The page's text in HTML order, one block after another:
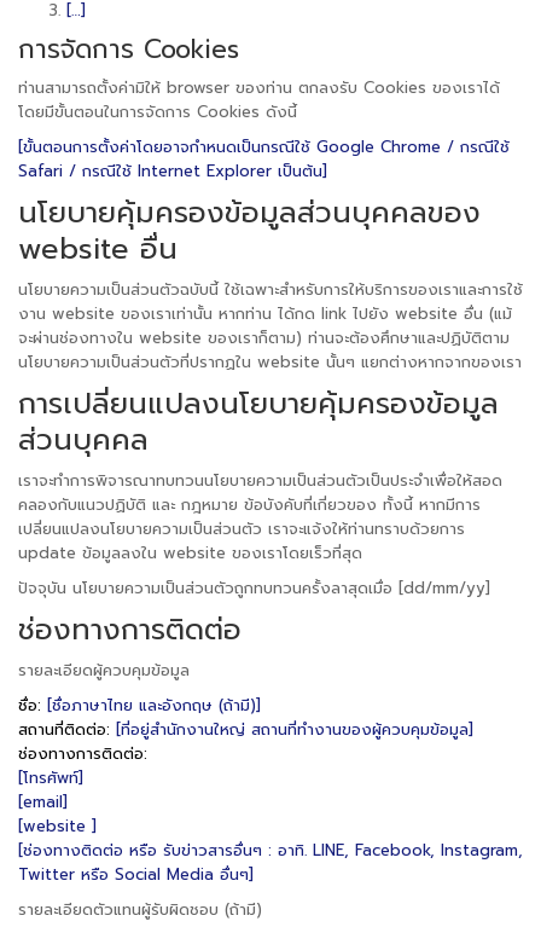
[…]
การจัดการ Cookies
ท่านสามารถตั้งค่ามิให้ browser ของท่าน ตกลงรับ Cookies ของเราได้
โดยมีขั้นตอนในการจัดการ Cookies ดังนี้
[ขั้นตอนการตั้งค่าโดยอาจกำหนดเป็นกรณีใช้ Google Chrome / กรณีใช้
Safari / กรณีใช้ Internet Explorer เป็นต้น]
นโยบายคุ้มครองข้อมูลส่วนบุคคลของ
website อื่น
นโยบายความเป็นส่วนตัวฉบับนี้ ใช้เฉพาะสำหรับการให้บริการของเราและการใช้
งาน website ของเราเท่านั้น หากท่าน ได้กด link ไปยัง website อื่น (แม้
จะผ่านช่องทางใน website ของเราก็ตาม) ท่านจะต้องศึกษาและปฏิบัติตาม
นโยบายความเป็นส่วนตัวที่ปรากฏใน website นั้นๆ แยกต่างหากจากของเรา
การเปลี่ยนแปลงนโยบายคุ้มครองข้อมูล
ส่วนบุคคล
เราจะทำการพิจารณาทบทวนนโยบายความเป็นส่วนตัวเป็นประจำเพื่อให้สอด
คลองกับแนวปฏิบัติ และ กฎหมาย ข้อบังคับที่เกี่ยวของ ทั้งนี้ หากมีการ
เปลี่ยนแปลงนโยบายความเป็นส่วนตัว เราจะแจ้งให้ท่านทราบด้วยการ
update ข้อมูลลงใน website ของเราโดยเร็วที่สุด
ปัจจุบัน นโยบายความเป็นส่วนตัวถูกทบทวนครั้งลาสุดเมื่อ [dd/mm/yy]
ช่องทางการติดต่อ
รายละเอียดผู้ควบคุมข้อมูล
ชื่อ: [ชื่อภาษาไทย และอังกฤษ (ถ้ามี)]
สถานที่ติดต่อ: [ที่อยู่สำนักงานใหญ่ สถานที่ทำงานของผู้ควบคุมข้อมูล]
ช่องทางการติดต่อ:
[โทรศัพท์]
[email]
[website ]
[ช่องทางติดต่อ หรือ รับข่าวสารอื่นๆ : อาทิ. LINE, Facebook, Instagram,
Twitter หรือ Social Media อื่นๆ]
รายละเอียดตัวแทนผู้รับผิดชอบ (ถ้ามี)